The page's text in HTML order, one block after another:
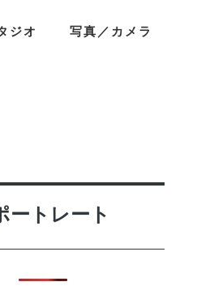
ジオ 写真／カメラ
ートレート